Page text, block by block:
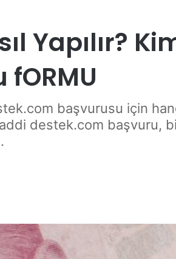
Yapılır?
başvurusu için
destek.com başvuru,